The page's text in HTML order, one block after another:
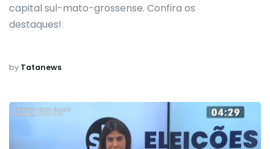
capital sul-mato-grossense. Confira os
destaques!
by Tatanews